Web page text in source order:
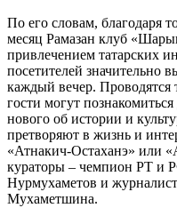
По его словам, благодаря
месяц Рамазан клуб
привлечением татарских
посетителей значительно
каждый вечер. Проводятся
гости могут
нового об истории и
претворяют в жизнь и
«Атнакич-Остаханэ» или
кураторы – чемпион РТ и
Нурмухаметов и
Мухаметшина.